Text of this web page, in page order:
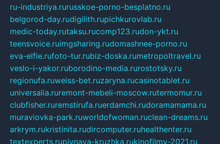
ru-industriya.rurusskoe-porno-besplatno.ru
belgorod-day.rudigilith.rupichkurovlab.ru
medic-today.rutaksu.rucomp123.rudon-ykt.ru
teensvoice.ruimgsharing.rudomashnee-porno.ru
eva-elfie.rufoto-tur.rubiz-doska.rumetropoltravel.ru
veslo-i-yakor.ruborodino-media.rurostotsky.ru
regionufa.ruweiss-bet.ruzaryna.rucasinotablet.ru
universalia.ruremont-mebeli-moscow.rutermomur.ru
clubfisher.ruremstirufa.ruerdamchi.rudoramamama.ru
muraviovka-park.ruworldofwoman.ruclean-dreams.ru
arkrym.rukristinita.rudircomputer.ruhealthenter.ru
textexperts.rupivnaya-kruzhka.rukinofilmy-2021.ru